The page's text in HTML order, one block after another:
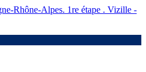
Rhône-Alpes. 1re étape . Vizille -